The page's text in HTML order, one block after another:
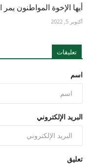
أيها الإخوة المواطنون
أكتوبر 5, 2022
تعليقات
اسم
البريد الإلكتروني
تعليق